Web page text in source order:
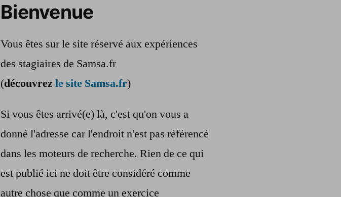
Bienvenue
Vous êtes sur le site réservé aux expériences
des stagiaires de Samsa.fr
(découvrezle site Samsa.fr)
Si vous êtes arrivé(e) là, c'est qu'on vous a
donné l'adresse car l'endroit n'est pas référencé
dans les moteurs de recherche. Rien de ce qui
est publié ici ne doit être considéré comme
autre chose que comme un exercice